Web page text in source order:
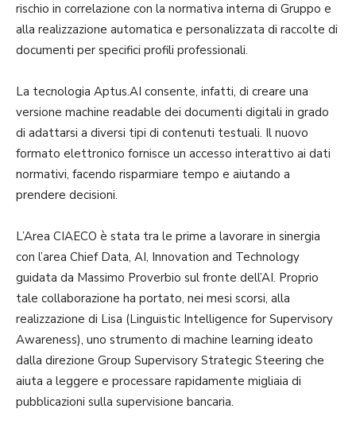
rischio in correlazione con la normativa interna di Gruppo e
alla realizzazione automatica e personalizzata di raccolte di
documenti per specifici profili professionali.
La tecnologia Aptus.AI consente, infatti, di creare una
versione machine readable dei documenti digitali in grado
di adattarsi a diversi tipi di contenuti testuali. Il nuovo
formato elettronico fornisce un accesso interattivo ai dati
normativi, facendo risparmiare tempo e aiutando a
prendere decisioni.
L’Area CIAECO è stata tra le prime a lavorare in sinergia
con l’area Chief Data, AI, Innovation and Technology
guidata da Massimo Proverbio sul fronte dell’AI. Proprio
tale collaborazione ha portato, nei mesi scorsi, alla
realizzazione di Lisa (Linguistic Intelligence for Supervisory
Awareness), uno strumento di machine learning ideato
dalla direzione Group Supervisory Strategic Steering che
aiuta a leggere e processare rapidamente migliaia di
pubblicazioni sulla supervisione bancaria.